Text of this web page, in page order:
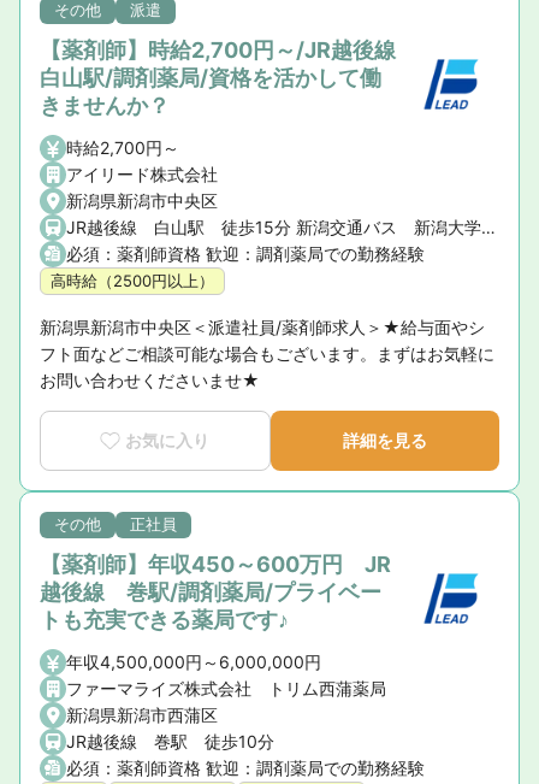
その他 派遣
【薬剤師】時給2,700円～/JR越後線
白山駅/調剤薬局/資格を活かして働
きませんか？
時給2,700円～
アイリード株式会社
新潟県新潟市中央区
JR越後線 白山駅 徒歩15分 新潟交通バス 新潟大学医歯学総合病院前バス停 徒歩1分
必須：薬剤師資格 歓迎：調剤薬局での勤務経験
高時給（2500円以上）
新潟県新潟市中央区＜派遣社員/薬剤師求人＞★給与面やシ
フト面などご相談可能な場合もございます。まずはお気軽に
お問い合わせくださいませ★
お気に入り 詳細を見る
その他 正社員
【薬剤師】年収450～600万円 JR
越後線 巻駅/調剤薬局/プライベー
トも充実できる薬局です♪
年収4,500,000円～6,000,000円
ファーマライズ株式会社 トリム西蒲薬局
新潟県新潟市西蒲区
JR越後線 巻駅 徒歩10分
必須：薬剤師資格 歓迎：調剤薬局での勤務経験